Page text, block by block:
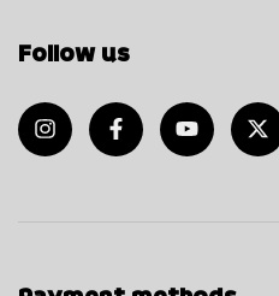
Follow us